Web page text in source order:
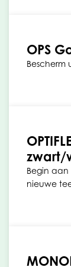
OPS
zwart/
Begin
nieuwe